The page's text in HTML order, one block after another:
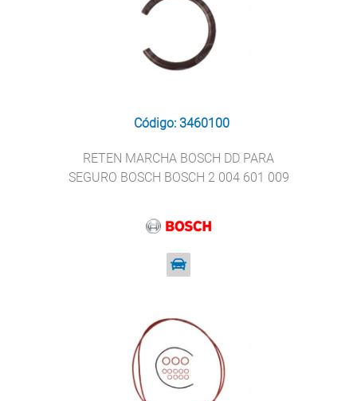
Código: 3460100
RETEN MARCHA BOSCH DD PARA
SEGURO BOSCH BOSCH 2 004 601 009